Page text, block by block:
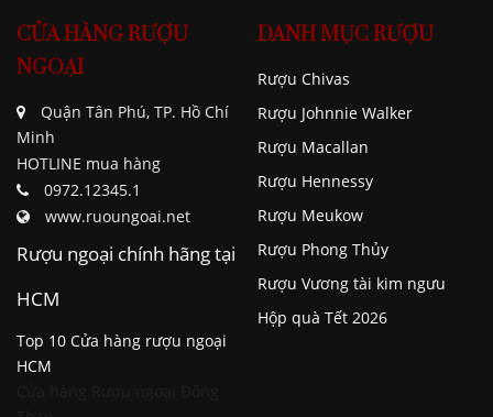
CỬA HÀNG RƯỢU
NGOẠI
Quận Tân Phú, TP. Hồ Chí
Minh
HOTLINE mua hàng
0972.12345.1
www.ruoungoai.net
Rượu ngoại chính hãng tại
HCM
Top 10 Cửa hàng rượu ngoại
HCM
DANH MỤC RƯỢU
Rượu Chivas
Rượu Johnnie Walker
Rượu Macallan
Rượu Hennessy
Rượu Meukow
Rượu Phong Thủy
Rượu Vương tài kim ngưu
Hộp quà Tết 2026